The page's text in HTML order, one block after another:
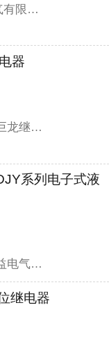
乐清市欧拓电气有限公司
器
继电器 乐清市巨龙继电器有限公司
系列电子式液
继电器 上海纯益电气有限公司
继电器